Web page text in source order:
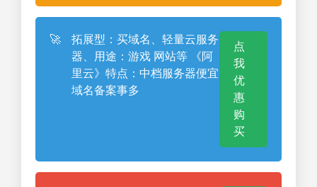
🚀
拓展型：买域名、轻量云服务
器、用途：游戏 网站等 《阿
里云》特点：中档服务器便宜
域名备案事多
点
我
优
惠
购
买